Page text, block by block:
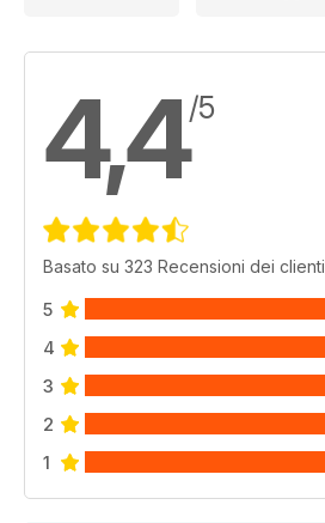
4,4/5
Basato su 323 Recensioni dei clienti
5
4
3
2
1